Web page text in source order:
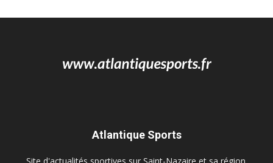
Atlantique Sports